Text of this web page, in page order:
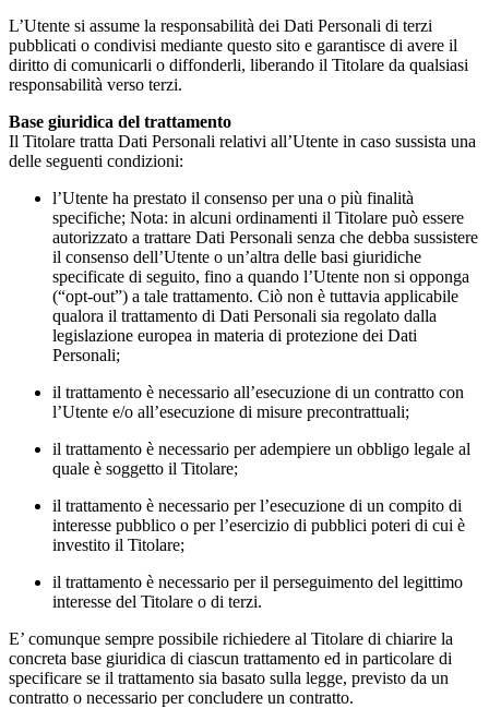
L’Utente si assume la responsabilità dei Dati Personali di terzi
pubblicati o condivisi mediante questo sito e garantisce di avere il
diritto di comunicarli o diffonderli, liberando il Titolare da qualsiasi
responsabilità verso terzi.
Base giuridica del trattamento
Il Titolare tratta Dati Personali relativi all’Utente in caso sussista una
delle seguenti condizioni:
l’Utente ha prestato il consenso per una o più finalità
specifiche; Nota: in alcuni ordinamenti il Titolare può essere
autorizzato a trattare Dati Personali senza che debba sussistere
il consenso dell’Utente o un’altra delle basi giuridiche
specificate di seguito, fino a quando l’Utente non si opponga
(“opt-out”) a tale trattamento. Ciò non è tuttavia applicabile
qualora il trattamento di Dati Personali sia regolato dalla
legislazione europea in materia di protezione dei Dati
Personali;
il trattamento è necessario all’esecuzione di un contratto con
l’Utente e/o all’esecuzione di misure precontrattuali;
il trattamento è necessario per adempiere un obbligo legale al
quale è soggetto il Titolare;
il trattamento è necessario per l’esecuzione di un compito di
interesse pubblico o per l’esercizio di pubblici poteri di cui è
investito il Titolare;
il trattamento è necessario per il perseguimento del legittimo
interesse del Titolare o di terzi.
E’ comunque sempre possibile richiedere al Titolare di chiarire la
concreta base giuridica di ciascun trattamento ed in particolare di
specificare se il trattamento sia basato sulla legge, previsto da un
contratto o necessario per concludere un contratto.